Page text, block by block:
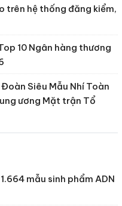
trên hệ thống đăng kiểm,
10 Ngân hàng thương
Siêu Mẫu Nhí Toàn
ương Mặt trận Tổ
mẫu sinh phẩm ADN